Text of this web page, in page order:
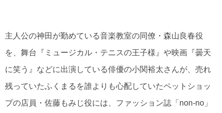
主人公の神田が勤めている音楽教室の同僚・森山良春役
を、舞台『ミュージカル・テニスの王子様』や映画『曇天
に笑う』などに出演している俳優の小関裕太さんが、売れ
残っていたふくまるを誰よりも心配していたペットショッ
プの店員・佐藤もみじ役には、ファッション誌「non-no」